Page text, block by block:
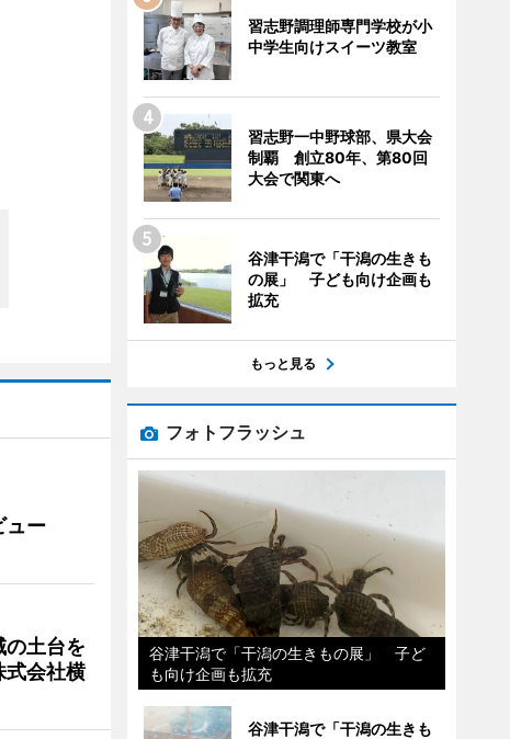
ュー
の土台を
会社横
習志野調理師専門学校が小
中学生向けスイーツ教室
習志野一中野球部、県大会
制覇 創立80年、第80回
大会で関東へ
谷津干潟で「干潟の生きも
の展」 子ども向け企画も
拡充
もっと見る
フォトフラッシュ
谷津干潟で「干潟の生きもの展」 子ど
も向け企画も拡充
谷津干潟で「干潟の生きも